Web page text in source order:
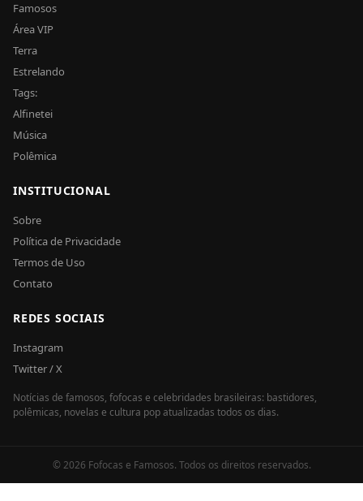
Famosos
Área VIP
Terra
Estrelando
Tags:
Alfinetei
Música
Polêmica
INSTITUCIONAL
Sobre
Política de Privacidade
Termos de Uso
Contato
REDES SOCIAIS
Instagram
Twitter / X
Notícias de famosos, fofocas e celebridades brasileiras: bastidores,
polêmicas, novelas e cultura pop atualizadas todos os dias.
© 2026 Fofocas e Famosos. Todos os direitos reservados.